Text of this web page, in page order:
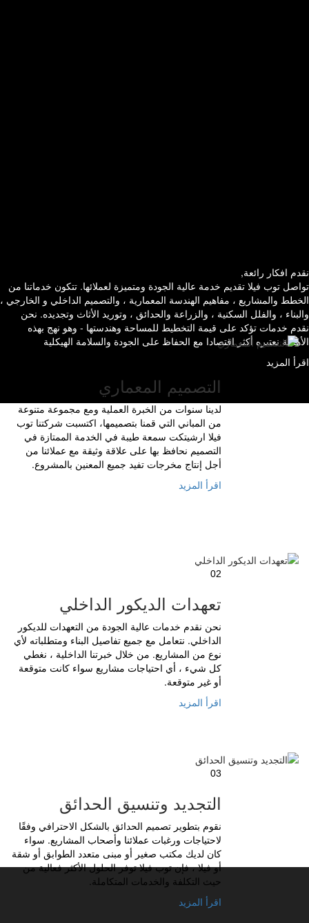
نقدم افكار رائعة,
تواصل توب فيلا تقديم خدمة عالية الجودة ومتميزة لعملائها. تتكون خدماتنا من
الخطط والمشاريع ، مفاهيم الهندسة المعمارية ، والتصميم الداخلي و الخارجي ،
والبناء ، والفلل السكنية ، والزراعة والحدائق ، وتوريد الأثاث وتجديده. نحن
نقدم خدمات تؤكد على قيمة التخطيط للمساحة وهندستها - وهو نهج بهذه
الأهمية نعتبره أكثر اقتصادا مع الحفاظ على الجودة والسلامة الهيكلية
اقرأ المزيد
التصميم المعماري
لدينا سنوات من الخبرة العملية ومع مجموعة متنوعة
من المباني التي قمنا بتصميمها، اكتسبت شركتنا توب
فيلا ارشيتكت سمعة طيبة في الخدمة الممتازة في
التصميم نحافظ بها على علاقة وثيقة مع عملائنا من
أجل إنتاج مخرجات تفيد جميع المعنين بالمشروع.
اقرأ المزيد
02
تعهدات الديكور الداخلي
نحن نقدم خدمات عالية الجودة من التعهدات للديكور
الداخلي. نتعامل مع جميع تفاصيل البناء ومتطلباته لأي
نوع من المشاريع. من خلال خبرتنا الداخلية ، نغطي
كل شيء ، أي احتياجات مشاريع سواء كانت متوقعة
أو غير متوقعة.
اقرأ المزيد
03
التجديد وتنسيق الحدائق
نقوم بتطوير تصميم الحدائق بالشكل الاحترافي وفقًا
لاحتياجات ورغبات عملائنا وأصحاب المشاريع. سواء
كان لديك مكتب صغير أو مبنى متعدد الطوابق أو شقة
أو فيلا ، فإن توب فيلا توفر الحلول الأكثر فعالية من
حيث التكلفة والخدمات المتكاملة.
اقرأ المزيد